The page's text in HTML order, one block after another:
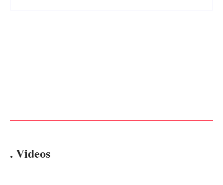
. Videos